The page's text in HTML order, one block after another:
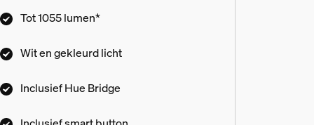
Tot 1055 lumen*
Wit en gekleurd licht
Inclusief Hue Bridge